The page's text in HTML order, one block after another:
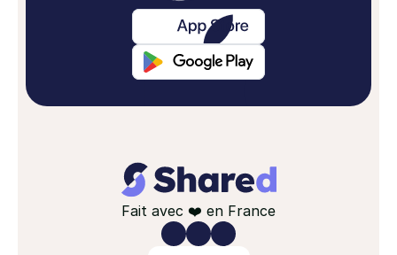
Fait avec ❤️ en France